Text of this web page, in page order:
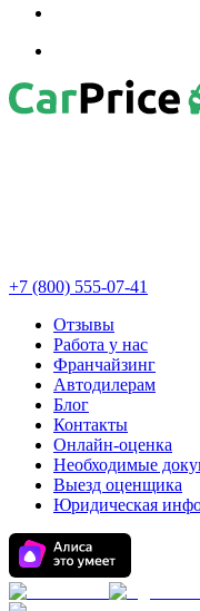
+7 (800) 555-07-41
Отзывы
Работа у нас
Франчайзинг
Автодилерам
Блог
Контакты
Онлайн-оценка
Необходимые
Выезд оценщика
Юридическая